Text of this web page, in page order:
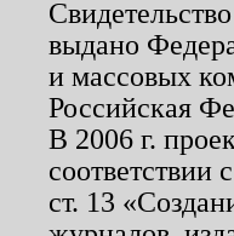
выдано
и массовых
Российская
В 2006 г.
соответствии с
ст. 13